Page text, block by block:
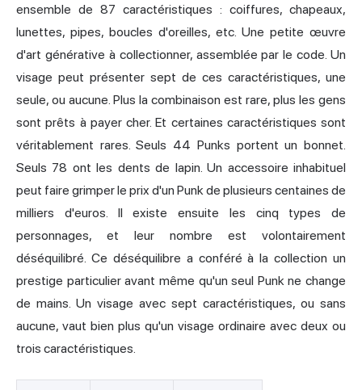
ensemble de 87 caractéristiques : coiffures, chapeaux,
lunettes, pipes, boucles d'oreilles, etc. Une petite œuvre
d'art générative à collectionner, assemblée par le code. Un
visage peut présenter sept de ces caractéristiques, une
seule, ou aucune. Plus la combinaison est rare, plus les gens
sont prêts à payer cher. Et certaines caractéristiques sont
véritablement rares. Seuls 44 Punks portent un bonnet.
Seuls 78 ont les dents de lapin. Un accessoire inhabituel
peut faire grimper le prix d'un Punk de plusieurs centaines de
milliers d'euros. Il existe ensuite les cinq types de
personnages, et leur nombre est volontairement
déséquilibré. Ce déséquilibre a conféré à la collection un
prestige particulier avant même qu'un seul Punk ne change
de mains. Un visage avec sept caractéristiques, ou sans
aucune, vaut bien plus qu'un visage ordinaire avec deux ou
trois caractéristiques.